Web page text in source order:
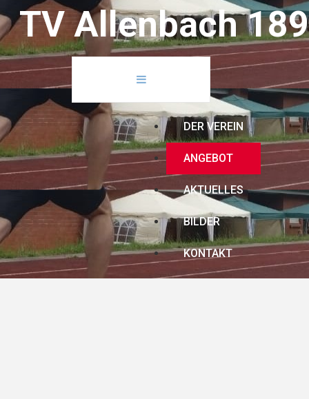
TV Allenbach 189
DER VEREIN
ANGEBOT
AKTUELLES
BILDER
KONTAKT